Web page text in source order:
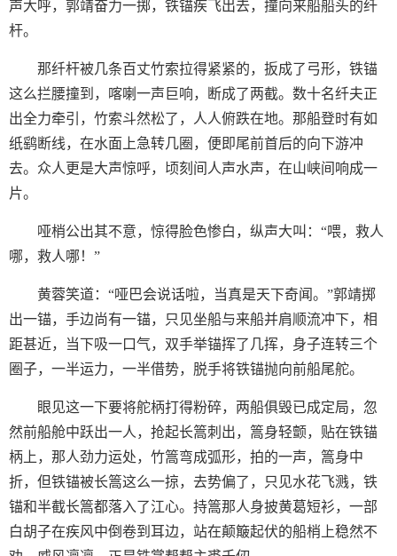
声大呼，郭靖奋力一掷，铁锚疾飞出去，撞向来船船头的纤
杆。
那纤杆被几条百丈竹索拉得紧紧的，扳成了弓形，铁锚
这么拦腰撞到，喀喇一声巨响，断成了两截。数十名纤夫正
出全力牵引，竹索斗然松了，人人俯跌在地。那船登时有如
纸鹞断线，在水面上急转几圈，便即尾前首后的向下游冲
去。众人更是大声惊呼，顷刻间人声水声，在山峡间响成一
片。
哑梢公出其不意，惊得脸色惨白，纵声大叫：“喂，救人
哪，救人哪！”
黄蓉笑道：“哑巴会说话啦，当真是天下奇闻。”郭靖掷
出一锚，手边尚有一锚，只见坐船与来船并肩顺流冲下，相
距甚近，当下吸一口气，双手举锚挥了几挥，身子连转三个
圈子，一半运力，一半借势，脱手将铁锚抛向前船尾舵。
眼见这一下要将舵柄打得粉碎，两船俱毁已成定局，忽
然前船舱中跃出一人，抢起长篙刺出，篙身轻颤，贴在铁锚
柄上，那人劲力运处，竹篙弯成弧形，拍的一声，篙身中
折，但铁锚被长篙这么一掠，去势偏了，只见水花飞溅，铁
锚和半截长篙都落入了江心。持篙那人身披黄葛短衫，一部
白胡子在疾风中倒卷到耳边，站在颠簸起伏的船梢上稳然不